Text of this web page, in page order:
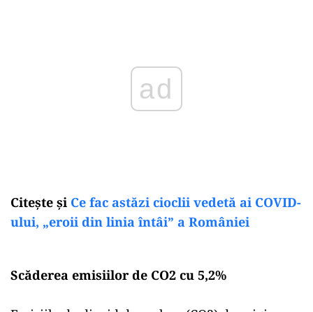
Citește și Ce fac astăzi cioclii vedetă ai COVID-
ului, „eroii din linia întâi” a României
Scăderea emisiilor de CO2 cu 5,2%